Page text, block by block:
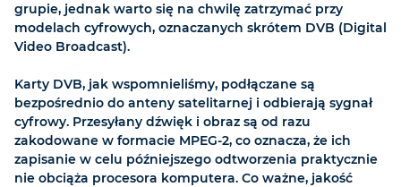
grupie, jednak warto się na chwilę zatrzymać przy
modelach cyfrowych, oznaczanych skrótem DVB (Digital
Video Broadcast).
Karty DVB, jak wspomnieliśmy, podłączane są
bezpośrednio do anteny satelitarnej i odbierają sygnał
cyfrowy. Przesyłany dźwięk i obraz są od razu
zakodowane w formacie MPEG-2, co oznacza, że ich
zapisanie w celu późniejszego odtworzenia praktycznie
nie obciąża procesora komputera. Co ważne, jakość